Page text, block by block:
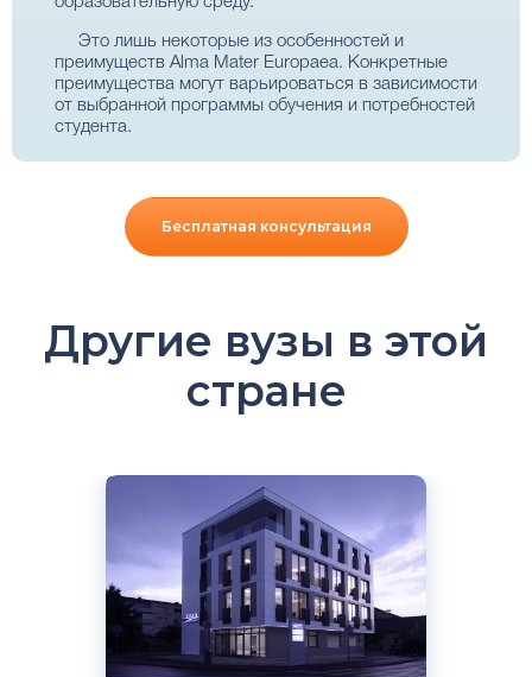
Это лишь некоторые из особенностей и
преимуществ Alma Mater Europaea. Конкретные
преимущества могут варьироваться в зависимости
от выбранной программы обучения и потребностей
студента.
Бесплатная консультация
Другие вузы в этой
стране
Cловенский
Любляна, Словения
Частный